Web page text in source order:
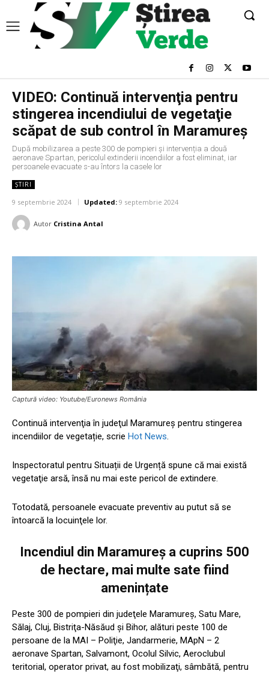
VIDEO: Continuă intervenţia pentru
stingerea incendiului de vegetaţie
scăpat de sub control în Maramureş
După mobilizarea a peste 300 de pompieri și intervenția a două
aeronave Spartan, pericolul extinderii incendiilor a fost eliminat, iar
persoanele evacuate s-au întors la casele lor
ȘTIRI
9 septembrie 2024 Updated: 9 septembrie 2024
Autor Cristina Antal
Captură video: Youtube/Euronews România
Continuă intervenţia în judeţul Maramureş pentru stingerea
incendiilor de vegetație, scrie Hot News.
Inspectoratul pentru Situații de Urgență spune că mai există
vegetaţie arsă, însă nu mai este pericol de extindere.
Totodată, persoanele evacuate preventiv au putut să se
întoarcă la locuinţele lor.
Incendiul din Maramureș a cuprins 500
de hectare, mai multe sate fiind
amenințate
Peste 300 de pompieri din judeţele Maramureş, Satu Mare,
Sălaj, Cluj, Bistriţa-Năsăud şi Bihor, alături peste 100 de
persoane de la MAI – Poliţie, Jandarmerie, MApN – 2
aeronave Spartan, Salvamont, Ocolul Silvic, Aeroclubul
teritorial, operator privat, au fost mobilizaţi, sâmbătă, pentru